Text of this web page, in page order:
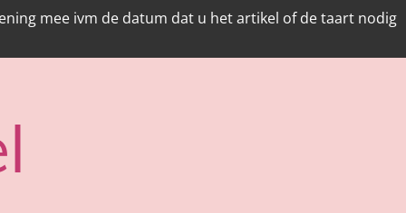
mee ivm de datum dat u het artikel of de taart nodig